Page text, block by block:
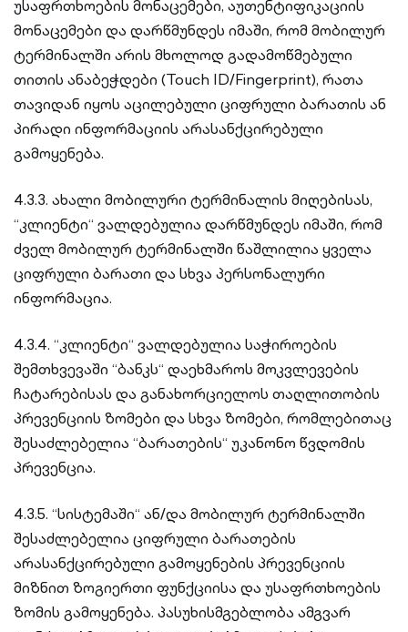
უსაფრთხოების მონაცემები, აუთენტიფიკაციის
მონაცემები და დარწმუნდეს იმაში, რომ მობილურ
ტერმინალში არის მხოლოდ გადამოწმებული
თითის ანაბეჭდები (Touch ID/Fingerprint), რათა
თავიდან იყოს აცილებული ციფრული ბარათის ან
პირადი ინფორმაციის არასანქცირებული
გამოყენება.
4.3.3. ახალი მობილური ტერმინალის მიღებისას,
“კლიენტი“ ვალდებულია დარწმუნდეს იმაში, რომ
ძველ მობილურ ტერმინალში წაშლილია ყველა
ციფრული ბარათი და სხვა პერსონალური
ინფორმაცია.
4.3.4. “კლიენტი“ ვალდებულია საჭიროების
შემთხვევაში “ბანკს“ დაეხმაროს მოკვლევების
ჩატარებისას და განახორციელოს თაღლითობის
პრევენციის ზომები და სხვა ზომები, რომლებითაც
შესაძლებელია “ბარათების“ უკანონო წვდომის
პრევენცია.
4.3.5. “სისტემაში“ ან/და მობილურ ტერმინალში
შესაძლებელია ციფრული ბარათების
არასანქცირებული გამოყენების პრევენციის
მიზნით ზოგიერთი ფუნქციისა და უსაფრთხოების
ზომის გამოყენება. პასუხისმგებლობა ამგვარ